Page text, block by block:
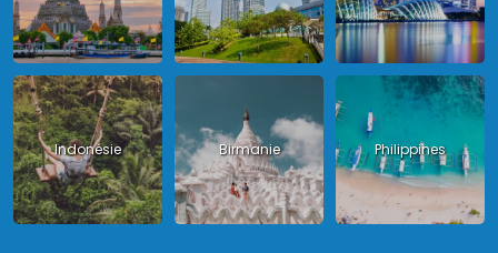
Indonésie Birmanie Philippines